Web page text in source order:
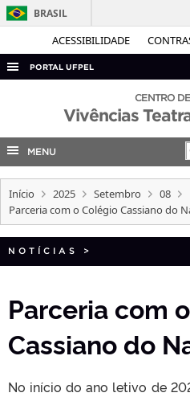
ACESSIBILIDADE
BRASIL
PORTAL UFPEL
AUDITORIA
COBALTO
TELEFONES
CENTRO
Vivências
MENU
Início 2025 Setembro
08
Parceria com o Colégio Cassiano do
NOTÍCIAS >
Parceria com
Cassiano do
No início do ano letivo de